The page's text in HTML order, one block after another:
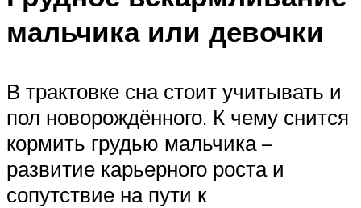
мальчика или девочки
В трактовке сна стоит учитывать и
пол новорождённого. К чему снится
кормить грудью мальчика –
развитие карьерного роста и
сопутствие на пути к